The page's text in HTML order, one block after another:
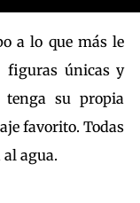
a lo que más le
únicas y
tenga su propia
favorito. Todas
agua.